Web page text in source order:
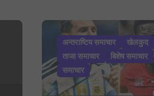
अन्तराष्टिय समाचार
खेलकुद
ताजा समाचार
बिशेष समाचार
समाचार